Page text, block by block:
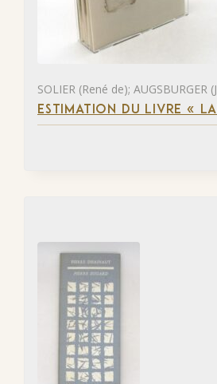
SOLIER (René de); AUGSBURGER
ESTIMATION DU LIVRE «